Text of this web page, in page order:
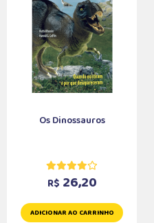
Os Dinossauros
R$ 26,20
ADICIONAR AO CARRINHO